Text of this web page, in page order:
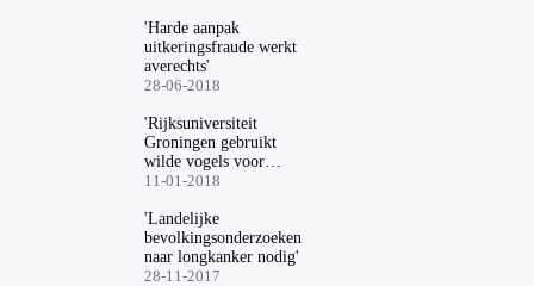
'Harde aanpak
uitkeringsfraude werkt
averechts'
28-06-2018
'Rijksuniversiteit
Groningen gebruikt
wilde vogels voor
dierproeven'
11-01-2018
'Landelijke
bevolkingsonderzoeken
naar longkanker nodig'
28-11-2017